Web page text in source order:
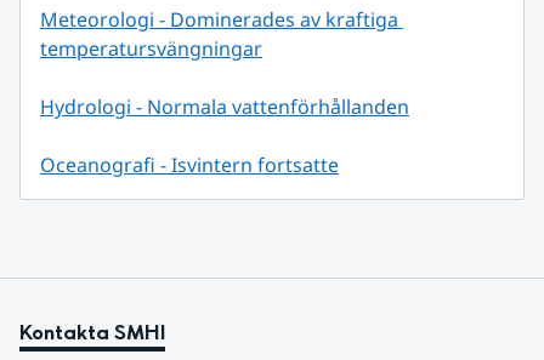
Meteorologi - Dominerades av kraftiga
temperatursvängningar
Hydrologi - Normala vattenförhållanden
Oceanografi - Isvintern fortsatte
Kontakta SMHI